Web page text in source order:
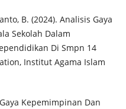
B. (2024). Analisis Gaya
Sekolah Dalam
Di Smpn 14
Institut Agama Islam
Kepemimpinan Dan